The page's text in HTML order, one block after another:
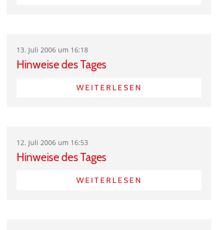
13. Juli 2006 um 16:18
Hinweise des Tages
WEITERLESEN
12. Juli 2006 um 16:53
Hinweise des Tages
WEITERLESEN